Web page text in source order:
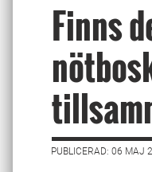
Finns
PUBLICERAD: 06 MAJ